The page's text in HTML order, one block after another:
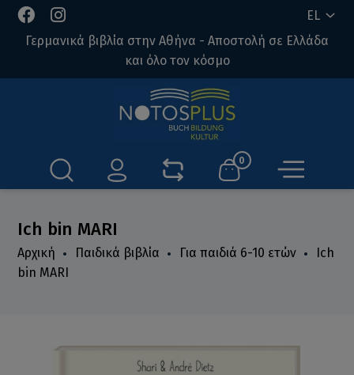
EL
Γερμανικά βιβλία στην Αθήνα - Αποστολή σε Ελλάδα
και όλο τον κόσμο
0
Ich bin MARI
Αρχική Παιδικά βιβλία Για παιδιά 6-10 ετών
Ich
bin MARI